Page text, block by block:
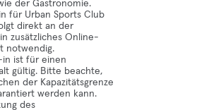
der Gastronomie.
für Urban Sports Club
direkt an der
zusätzliches Online-
notwendig.
ist für einen
gültig. Bitte beachte,
der Kapazitätsgrenze
werden kann.
des